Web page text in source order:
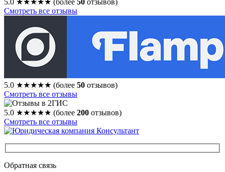
Смотреть все отзывы
5.0 ★★★★★ (более 50 отзывов)
Смотреть все отзывы
5.0 ★★★★★ (более 200 отзывов)
Смотреть все отзывы
Обратная связь